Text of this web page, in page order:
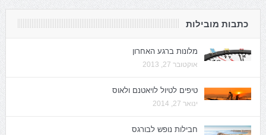
כתבות מובילות
מלונות ברגע האחרון
אוקטובר 27, 2013
טיפים לטיול לויאטנם ולאוס
ינואר 27, 2014
חבילות נופש לבורגס